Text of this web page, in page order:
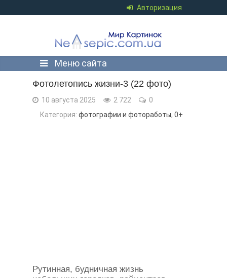
Авторизация
Меню сайта
Фотолетопись жизни-3 (22 фото)
10 августа 2025 2 722
0
Категория: фотографии и фотоработы, 0+
Рутинная, будничная жизнь